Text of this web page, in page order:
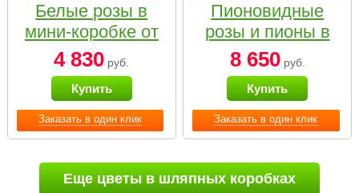
Заказать в один клик
Белые розы в
мини-коробке от
Bella Fiori
4 830 руб.
Купить
Заказать в один клик
Пионовидные
розы и пионы в
белой коробке
Small
8 650руб.
Купить
Еще цветы в шляпных коробках